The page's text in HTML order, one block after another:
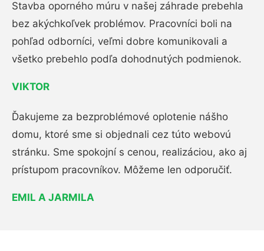
Stavba oporného múru v našej záhrade prebehla
bez akýchkoľvek problémov. Pracovníci boli na
pohľad odborníci, veľmi dobre komunikovali a
všetko prebehlo podľa dohodnutých podmienok.
VIKTOR
Ďakujeme za bezproblémové oplotenie nášho
domu, ktoré sme si objednali cez túto webovú
stránku. Sme spokojní s cenou, realizáciou, ako aj
prístupom pracovníkov. Môžeme len odporučiť.
EMIL A JARMILA